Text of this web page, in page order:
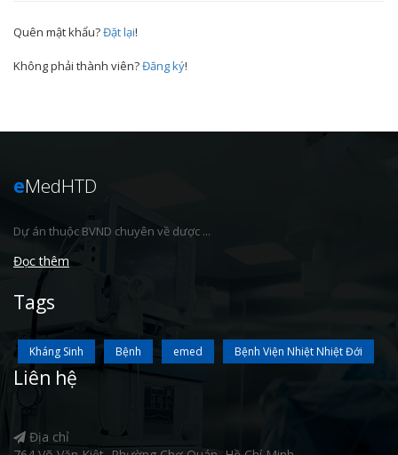
Quên mật khẩu?Đặt lại!
Không phải thành viên?Đăng ký!
eMedHTD
Dự án thuộc BVND chuyên về dược ...
Đọc thêm
Tags
Kháng Sinh Bệnh emed Bệnh Viện Nhiệt Nhiệt Đới
Liên hệ
Địa chỉ